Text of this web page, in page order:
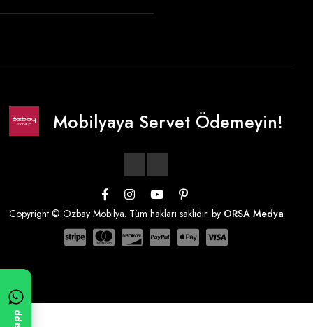
Mobilyaya Servet Ödemeyin!
Copyright © Özbay Mobilya. Tüm hakları saklıdır. by ORSA Medya